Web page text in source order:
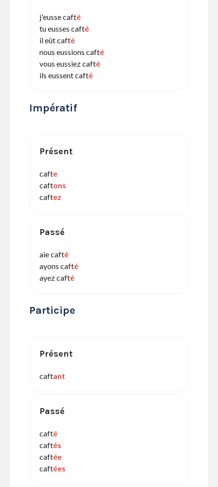
j'eusse cafté
tu eusses cafté
il eût cafté
nous eussions cafté
vous eussiez cafté
ils eussent cafté
Impératif
Présent
cafte
caftons
caftez
Passé
aie cafté
ayons cafté
ayez cafté
Participe
Présent
caftant
Passé
cafté
caftés
caftée
caftées